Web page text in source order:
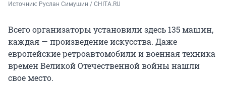
Источник: Руслан Симушин / CHITA.RU
Всего организаторы установили здесь 135 машин,
каждая — произведение искусства. Даже
европейские ретроавтомобили и военная техника
времен Великой Отечественной войны нашли
свое место.